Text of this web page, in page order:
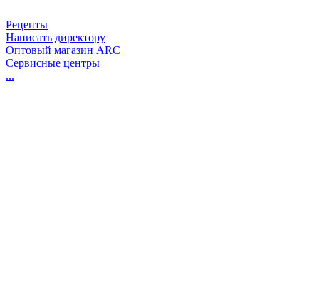
Рецепты
Написать директору
Оптовый магазин ARC
Сервисные центры
...